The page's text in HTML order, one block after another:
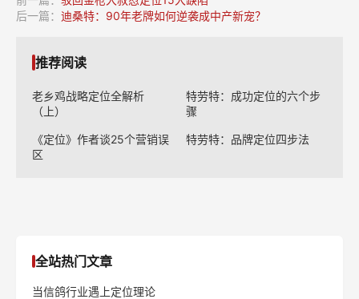
后一篇： 迪桑特：90年老牌如何逆袭成中产新宠？
推荐阅读
老乡鸡战略定位全解析
（上）
特劳特：成功定位的六个步
骤
《定位》作者谈25个营销误
区
特劳特：品牌定位四步法
全站热门文章
当信鸽行业遇上定位理论